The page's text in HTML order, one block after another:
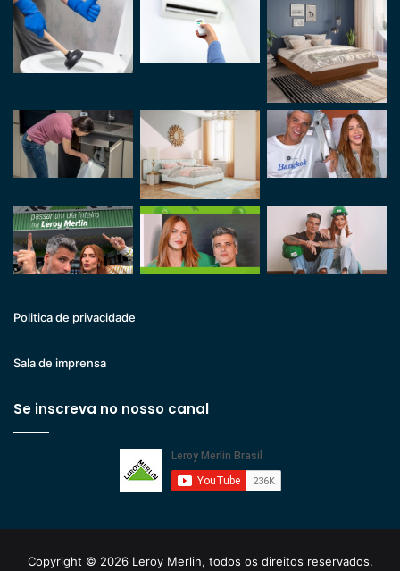
Politica de privacidade
Sala de imprensa
Se inscreva no nosso canal
Copyright © 2026 Leroy Merlin, todos os direitos reservados.